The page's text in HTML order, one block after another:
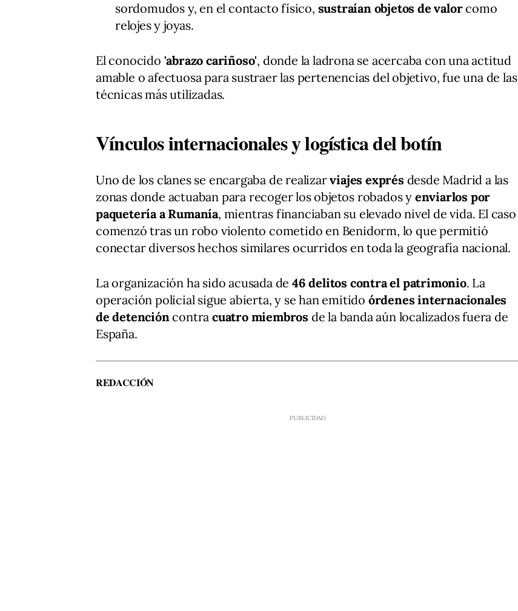
sordomudos y, en el contacto físico, sustraían objetos de valorcomo
relojes y joyas.
El conocido 'abrazo cariñoso', donde la ladrona se acercaba con una actitud
amable o afectuosa para sustraer las pertenencias del objetivo, fue una de las
técnicas más utilizadas.
Vínculos internacionales y logística del botín
Uno de los clanes se encargaba de realizarviajes exprés desde Madrid a las
zonas donde actuaban para recoger los objetos robados y enviarlos por
paquetería a Rumanía, mientras financiaban su elevado nivel de vida. El caso
comenzó tras un robo violento cometido en Benidorm, lo que permitió
conectar diversos hechos similares ocurridos en toda la geografía nacional.
La organización ha sido acusada de 46 delitos contra el patrimonio. La
operación policial sigue abierta, y se han emitido órdenes internacionales
de detencióncontracuatro miembros de la banda aún localizados fuera de
España.
REDACCIÓN